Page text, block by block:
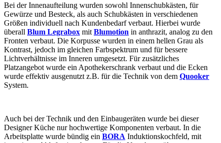
Bei der Innenaufteilung wurden sowohl Innenschubkästen, für
Gewürze und Besteck, als auch Schubkästen in verschiedenen
Größen individuell nach Kundenbedarf verbaut. Hierbei wurde
überall Blum Legrabox mit Blumotion in anthrazit, analog zu den
Fronten verbaut. Die Korpusse wurden in einem hellen Grau als
Kontrast, jedoch im gleichen Farbspektrum und für bessere
Lichtverhältnisse im Inneren umgesetzt. Für zusätzliches
Platzangebot wurde ein Apothekerschrank verbaut und die Ecken
wurde effektiv ausgenutzt z.B. für die Technik von dem Quooker
System.
Auch bei der Technik und den Einbaugeräten wurde bei dieser
Designer Küche nur hochwertige Komponenten verbaut. In die
Arbeitsplatte wurde bündig ein BORA Induktionskochfeld, mit